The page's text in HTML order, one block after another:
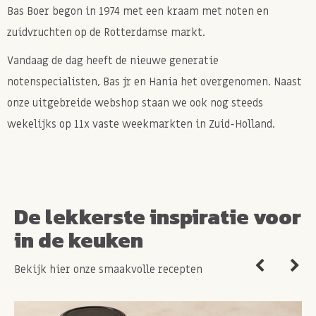
Bas Boer begon in 1974 met een kraam met noten en
zuidvruchten op de Rotterdamse markt.
Vandaag de dag heeft de nieuwe generatie
notenspecialisten, Bas jr en Hania het overgenomen. Naast
onze uitgebreide webshop staan we ook nog steeds
wekelijks op 11x vaste weekmarkten in Zuid-Holland.
De lekkerste inspiratie voor
in de keuken
Bekijk hier onze smaakvolle recepten